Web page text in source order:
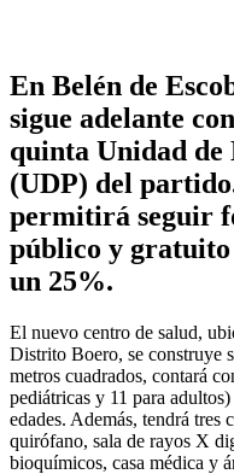
En Belén de
sigue adelante
quinta Unidad de
(UDP) del
permitirá seguir
público y gratuito
un 25%.
El nuevo centro de salud,
Distrito Boero, se construye
metros cuadrados, contará
pediátricas y 11 para
edades. Además, tendrá
quirófano, sala de rayos X
bioquímicos, casa médica y